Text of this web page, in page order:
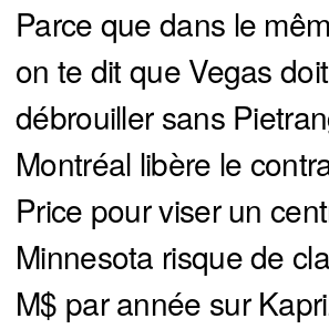
Parce que dans le
on te dit que Vegas
débrouiller sans
Montréal libère le
Price pour viser un
Minnesota risque de
M$ par année sur